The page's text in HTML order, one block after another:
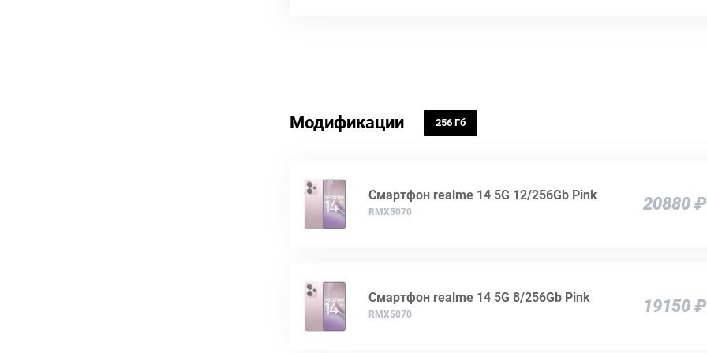
Модификации 256 Гб
Смартфон realme 14 5G 12/256Gb Pink
RMX5070 20880 ₽
Смартфон realme 14 5G 8/256Gb Pink
RMX5070 19150 ₽